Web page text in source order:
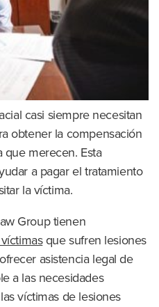
casi siempre necesitan
obtener la compensación
merecen. Esta
a pagar el tratamiento
la víctima.
Group tienen
que sufren lesiones
asistencia legal de
a las necesidades
víctimas de lesiones